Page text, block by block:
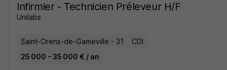
Infirmier - Technicien Préleveur H/F
Unilabs
Saint-Orens-de-Gameville - 31
CDI
25 000 - 35 000 € / an